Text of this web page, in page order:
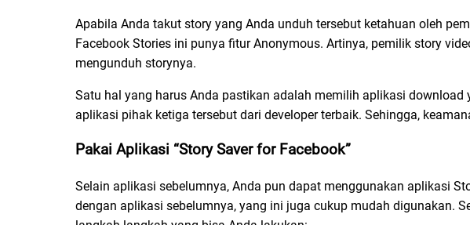
Apabila Anda takut story yang Anda unduh tersebut ketahuan oleh
Facebook Stories ini punya fitur Anonymous. Artinya, pemilik story
mengunduh storynya.
Satu hal yang harus Anda pastikan adalah memilih aplikasi
aplikasi pihak ketiga tersebut dari developer terbaik. Sehingga,
Pakai Aplikasi “Story Saver for Facebook”
Selain aplikasi sebelumnya, Anda pun dapat menggunakan aplikasi
dengan aplikasi sebelumnya, yang ini juga cukup mudah digunakan.